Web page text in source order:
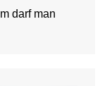
darf man